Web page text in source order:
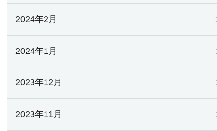
2024年2月
2024年1月
2023年12月
2023年11月